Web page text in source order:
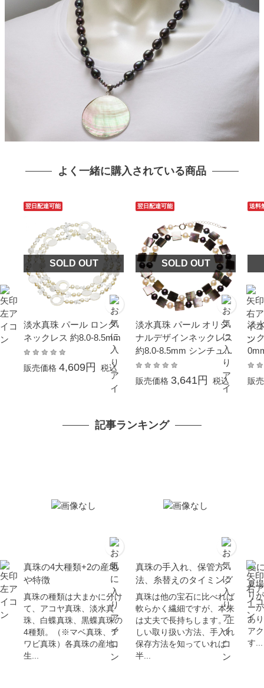
よく一緒に購入されている商品
翌日配達可能
SOLD OUT
淡水真珠 パール ロング
ネックレス 約8.0-8.5mm
販売価格 4,609円 税込
翌日配達可能
SOLD OUT
淡水真珠 パール オリジ
ナルデザインネックレス
約8.0-8.5mm シンチュウ
合金 白／黒染 オーバル
販売価格 3,641円 税込
送料
淡
ッ
ギ
販
記事ランキング
真珠の4大種類+2の産地
や特徴
真珠の種類は大まかに分け
て、アコヤ真珠、淡水真
珠、白蝶真珠、黒蝶真珠の
4種類。（※マベ真珠、ア
ワビ真珠）各真珠の産地、
生...
真珠の手入れ、保管方
法、糸替えのタイミング
真珠は他の宝石に比べれば
軟らかく繊細ですが、本来
は丈夫で長持ちします。正
しい取り扱い方法、手入れ
保存方法を知っていれば
半...
夏
夏
り
ー
あ
ア
す...